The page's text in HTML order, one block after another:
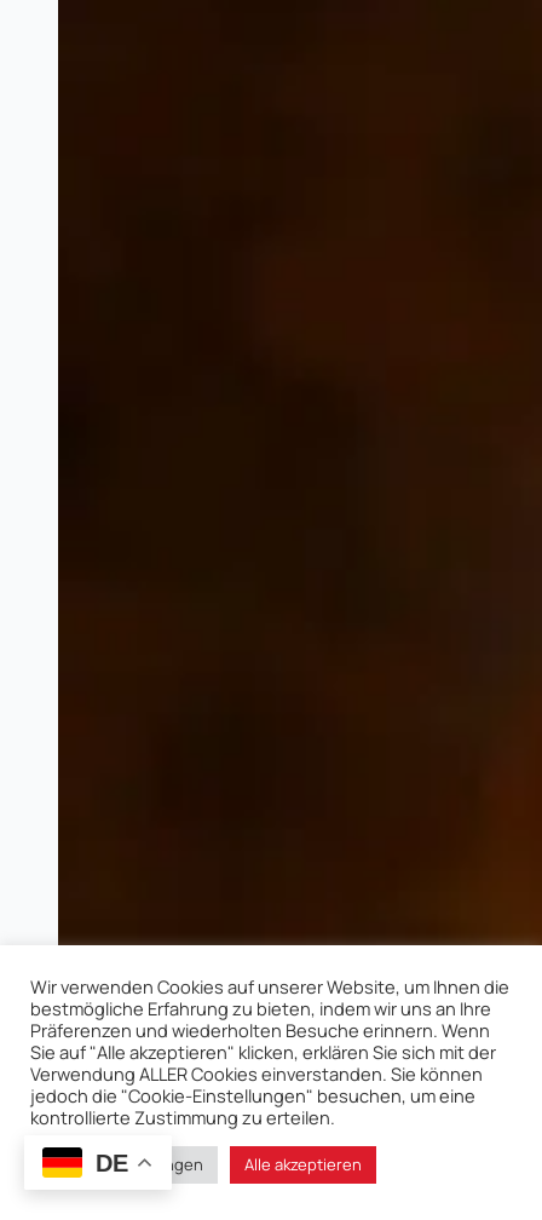
Wir verwenden Cookies auf unserer Website, um Ihnen die
bestmögliche Erfahrung zu bieten, indem wir uns an Ihre
Präferenzen und wiederholten Besuche erinnern. Wenn
Sie auf "Alle akzeptieren" klicken, erklären Sie sich mit der
Verwendung ALLER Cookies einverstanden. Sie können
jedoch die "Cookie-Einstellungen" besuchen, um eine
kontrollierte Zustimmung zu erteilen.
Cookie-Einstellungen Alle akzeptieren
DE